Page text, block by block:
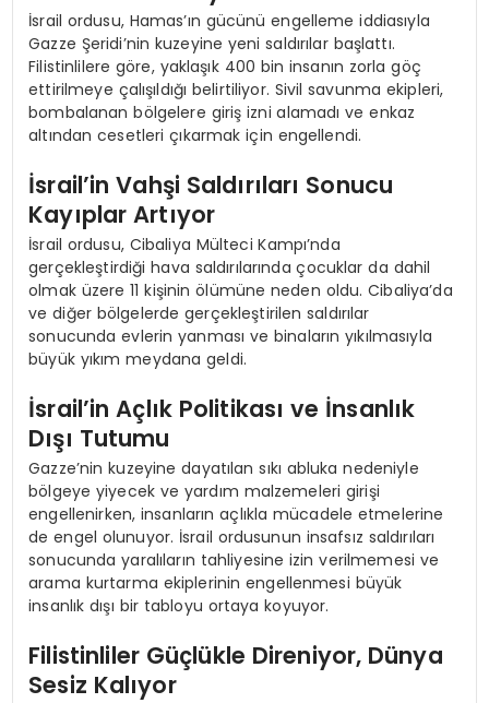
İsrail ordusu, Hamas’ın gücünü engelleme iddiasıyla
Gazze Şeridi’nin kuzeyine yeni saldırılar başlattı.
Filistinlilere göre, yaklaşık 400 bin insanın zorla göç
ettirilmeye çalışıldığı belirtiliyor. Sivil savunma ekipleri,
bombalanan bölgelere giriş izni alamadı ve enkaz
altından cesetleri çıkarmak için engellendi.
İsrail’in Vahşi Saldırıları Sonucu
Kayıplar Artıyor
İsrail ordusu, Cibaliya Mülteci Kampı’nda
gerçekleştirdiği hava saldırılarında çocuklar da dahil
olmak üzere 11 kişinin ölümüne neden oldu. Cibaliya’da
ve diğer bölgelerde gerçekleştirilen saldırılar
sonucunda evlerin yanması ve binaların yıkılmasıyla
büyük yıkım meydana geldi.
İsrail’in Açlık Politikası ve İnsanlık
Dışı Tutumu
Gazze’nin kuzeyine dayatılan sıkı abluka nedeniyle
bölgeye yiyecek ve yardım malzemeleri girişi
engellenirken, insanların açlıkla mücadele etmelerine
de engel olunuyor. İsrail ordusunun insafsız saldırıları
sonucunda yaralıların tahliyesine izin verilmemesi ve
arama kurtarma ekiplerinin engellenmesi büyük
insanlık dışı bir tabloyu ortaya koyuyor.
Filistinliler Güçlükle Direniyor, Dünya
Sesiz Kalıyor